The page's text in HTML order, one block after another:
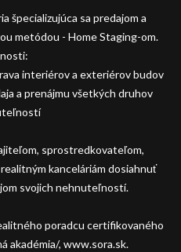
špecializujúca sa predajom a
metódou - Home Staging-om.
interiérov a exteriérov budov
a prenájmu všetkých druhov
sprostredkovateľom,
kanceláriám dosiahnuť
svojich nehnuteľností.
poradcu certifikovaného
akadémia/, www.sora.sk.